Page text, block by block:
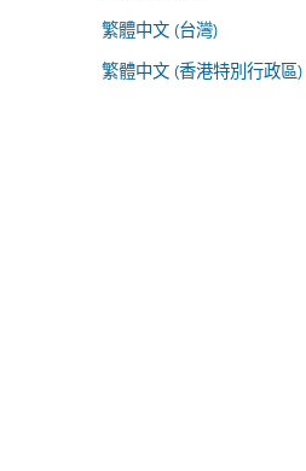
繁體中文 (台灣)
繁體中文 (香港特別行政區)